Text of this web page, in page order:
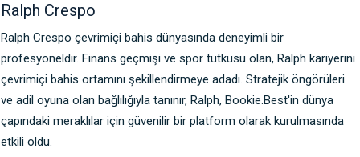
Ralph Crespo
Ralph Crespo çevrimiçi bahis dünyasında deneyimli bir
profesyoneldir. Finans geçmişi ve spor tutkusu olan, Ralph kariyerini
çevrimiçi bahis ortamını şekillendirmeye adadı. Stratejik öngörüleri
ve adil oyuna olan bağlılığıyla tanınır, Ralph, Bookie.Best'in dünya
çapındaki meraklılar için güvenilir bir platform olarak kurulmasında
etkili oldu.